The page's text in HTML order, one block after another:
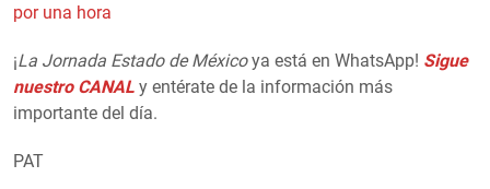
por una hora
¡La Jornada Estado de Méxicoya está en WhatsApp! Sigue
nuestro CANAL y entérate de la información más
importante del día.
PAT